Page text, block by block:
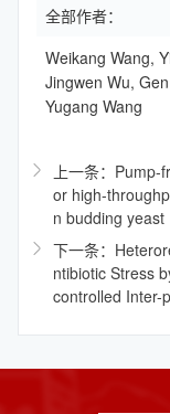
全部作者：
Weikang Wang,
Jingwen Wu,
Yugang Wang
上一条：
or high-
n budding yeast
下一条：
ntibiotic Stress
controlled Inter-